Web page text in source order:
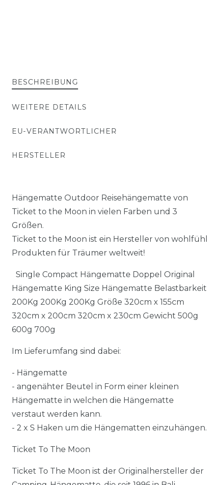
BESCHREIBUNG
WEITERE DETAILS
EU-VERANTWORTLICHER
HERSTELLER
Hängematte Outdoor Reisehängematte von
Ticket to the Moon in vielen Farben und 3
Größen.
Ticket to the Moon ist ein Hersteller von wohlfühl
Produkten für Träumer weltweit!
Single Compact Hängematte Doppel Original
Hängematte King Size Hängematte Belastbarkeit
200Kg 200Kg 200Kg Größe 320cm x 155cm
320cm x 200cm 320cm x 230cm Gewicht 500g
600g 700g
Im Lieferumfang sind dabei:
- Hängematte
- angenähter Beutel in Form einer kleinen
Hängematte in welchen die Hängematte
verstaut werden kann.
- 2 x S Haken um die Hängematten einzuhängen.
Ticket To The Moon
Ticket To The Moon ist der Originalhersteller der